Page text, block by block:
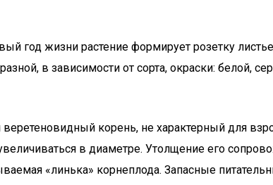
год жизни растение формирует розетку
в зависимости от сорта, окраски: белой,
корень, не характерный для
в диаметре. Утолщение его
«линька» корнеплода. Запасные